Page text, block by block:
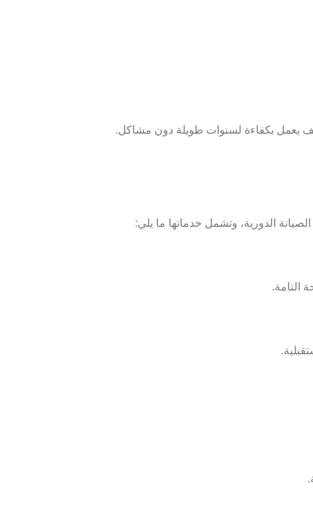
يعمل بكفاءة لسنوات طويلة دون مشاكل.
الدورية، وتشمل خدماتها ما يلي:
التامة.